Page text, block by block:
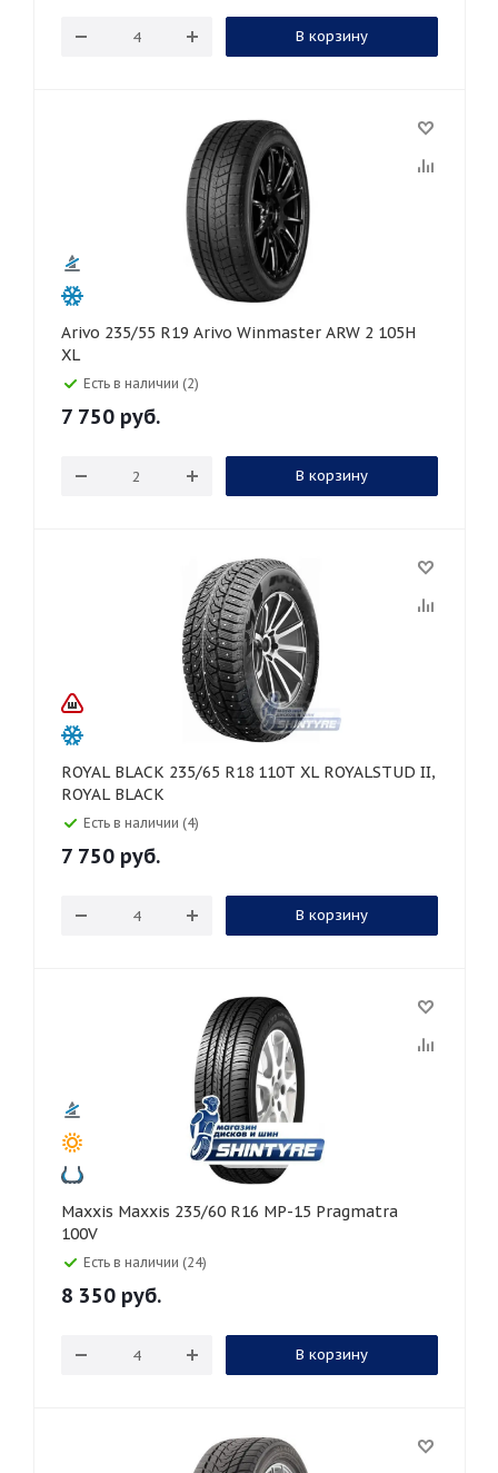
В корзину
Arivo 235/55 R19 Arivo Winmaster ARW 2 105H
XL
Есть в наличии (2)
7 750 руб.
В корзину
ROYAL BLACK 235/65 R18 110T XL ROYALSTUD II,
ROYAL BLACK
Есть в наличии (4)
7 750 руб.
В корзину
Maxxis Maxxis 235/60 R16 MP-15 Pragmatra
100V
Есть в наличии (24)
8 350 руб.
В корзину